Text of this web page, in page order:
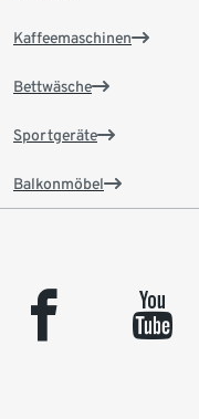
Kaffeemaschinen
Bettwäsche
Sportgeräte
Balkonmöbel
facebook youtube